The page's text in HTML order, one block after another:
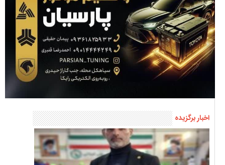
اخبار برگزیده